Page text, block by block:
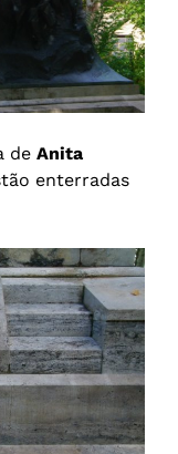
de Anita
enterradas